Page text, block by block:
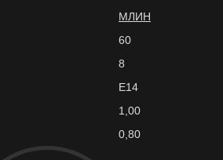
МЛИН
60
8
E14
1,00
0,80